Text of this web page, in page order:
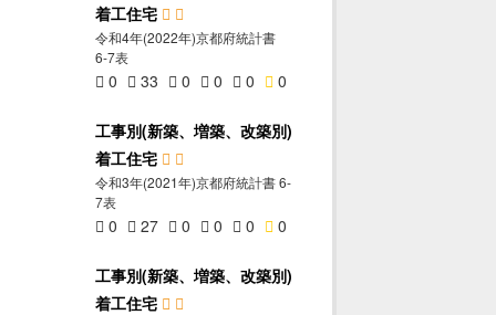
着工住宅
令和4年(2022年)京都府統計書
6-7表
0 33 0 0 0 0
工事別(新築、増築、改築別)
着工住宅
令和3年(2021年)京都府統計書 6-
7表
0 27 0 0 0 0
工事別(新築、増築、改築別)
着工住宅